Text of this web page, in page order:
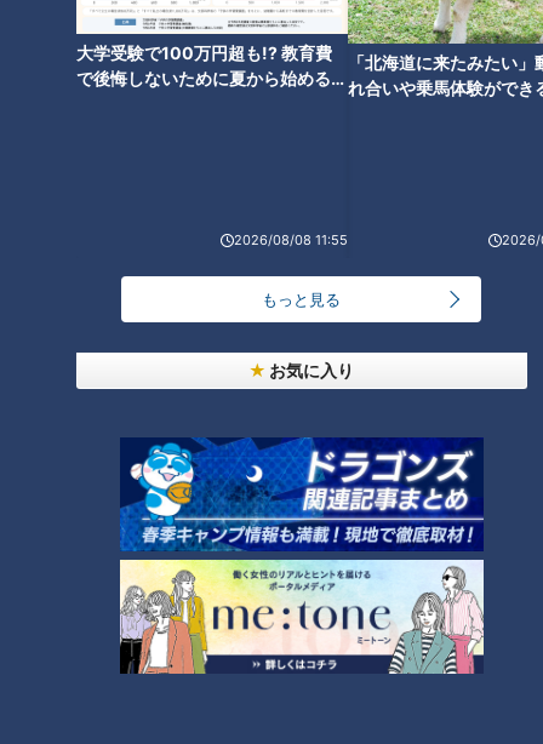
大学受験で100万円超も!? 教育費
で後悔しないために夏から始めるお
2026/08/08 11:55
「北海道に来たみたい」
れ合いや乗馬体験ができ
2026/
もっと見る
お気に入り
CBCテレビ『チャント！』食べなきゃ損する！愛されフード
「ハローキッド」のハンバーグのおいしさの秘密は、お肉にあ
ります。100%牛肉を使用し、すべて店の厨房でひき肉にする
特に荒びきのミンチは、もはやカット肉のよう！ステーキのよ
うなハンバーグを作りたいという思いから始まった荒びきハン
バーグは、中びきと比べても一目瞭然の粗さです。ハンバーグ
は一つひとつ手で整形され、まきと炭で焼き上げられます。
（2代目代表・小島崇平さん）